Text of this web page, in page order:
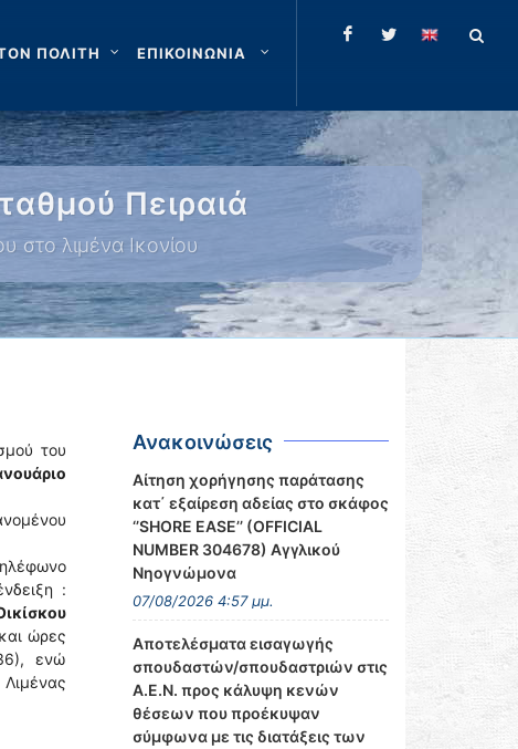
ΠΟΛΙΤΗ ΕΠΙΚΟΙΝΩΝΙΑ
Πειραιά
στο λιμένα Ικονίου
του
:
ώρες
ενώ
Ανακοινώσεις
Αίτηση χορήγησης παράτασης
κατ΄ εξαίρεση αδείας στο σκάφος
‘’SHORE EASE’’ (OFFICIAL
NUMBER 304678) Αγγλικού
Νηογνώμονα
07/08/2026 4:57 μμ.
Αποτελέσματα εισαγωγής
σπουδαστών/σπουδαστριών στις
Α.Ε.Ν. προς κάλυψη κενών
θέσεων που προέκυψαν
σύμφωνα με τις διατάξεις των